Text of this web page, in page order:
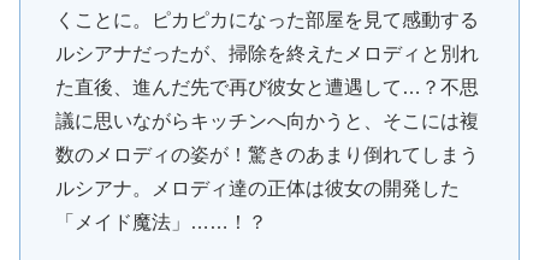
くことに。ピカピカになった部屋を見て感動する
ルシアナだったが、掃除を終えたメロディと別れ
た直後、進んだ先で再び彼女と遭遇して…？不思
議に思いながらキッチンへ向かうと、そこには複
数のメロディの姿が！驚きのあまり倒れてしまう
ルシアナ。メロディ達の正体は彼女の開発した
「メイド魔法」……！？